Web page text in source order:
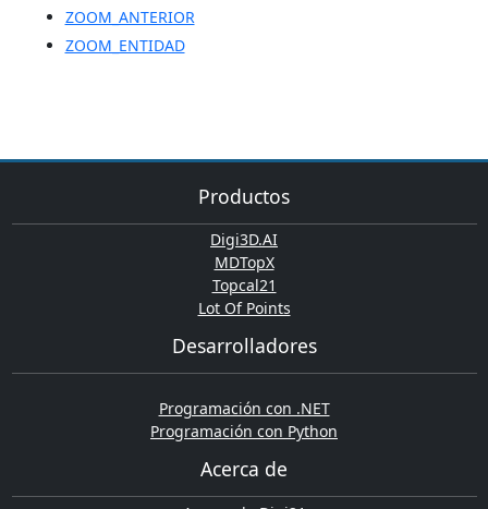
ZOOM_ANTERIOR
ZOOM_ENTIDAD
Productos
Digi3D.AI
MDTopX
Topcal21
Lot Of Points
Desarrolladores
Programación con .NET
Programación con Python
Acerca de